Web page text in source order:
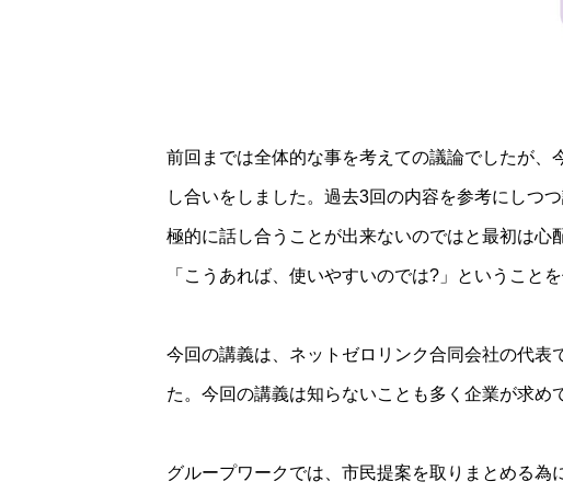
前回までは全体的な事を考えての議論でしたが
し合いをしました。過去3回の内容を参考にしつ
極的に話し合うことが出来ないのではと最初は
「こうあれば、使いやすいのでは?」ということ
今回の講義は、ネットゼロリンク合同会社の代
た。今回の講義は知らないことも多く企業が求め
グループワークでは、市民提案を取りまとめる為